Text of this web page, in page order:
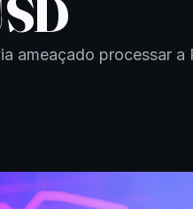
ameaçado processar a